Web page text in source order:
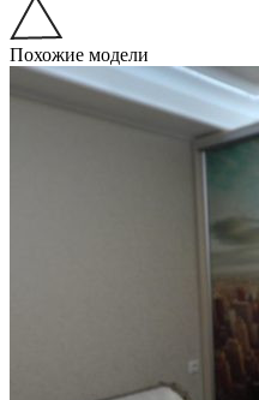
Похожие модели